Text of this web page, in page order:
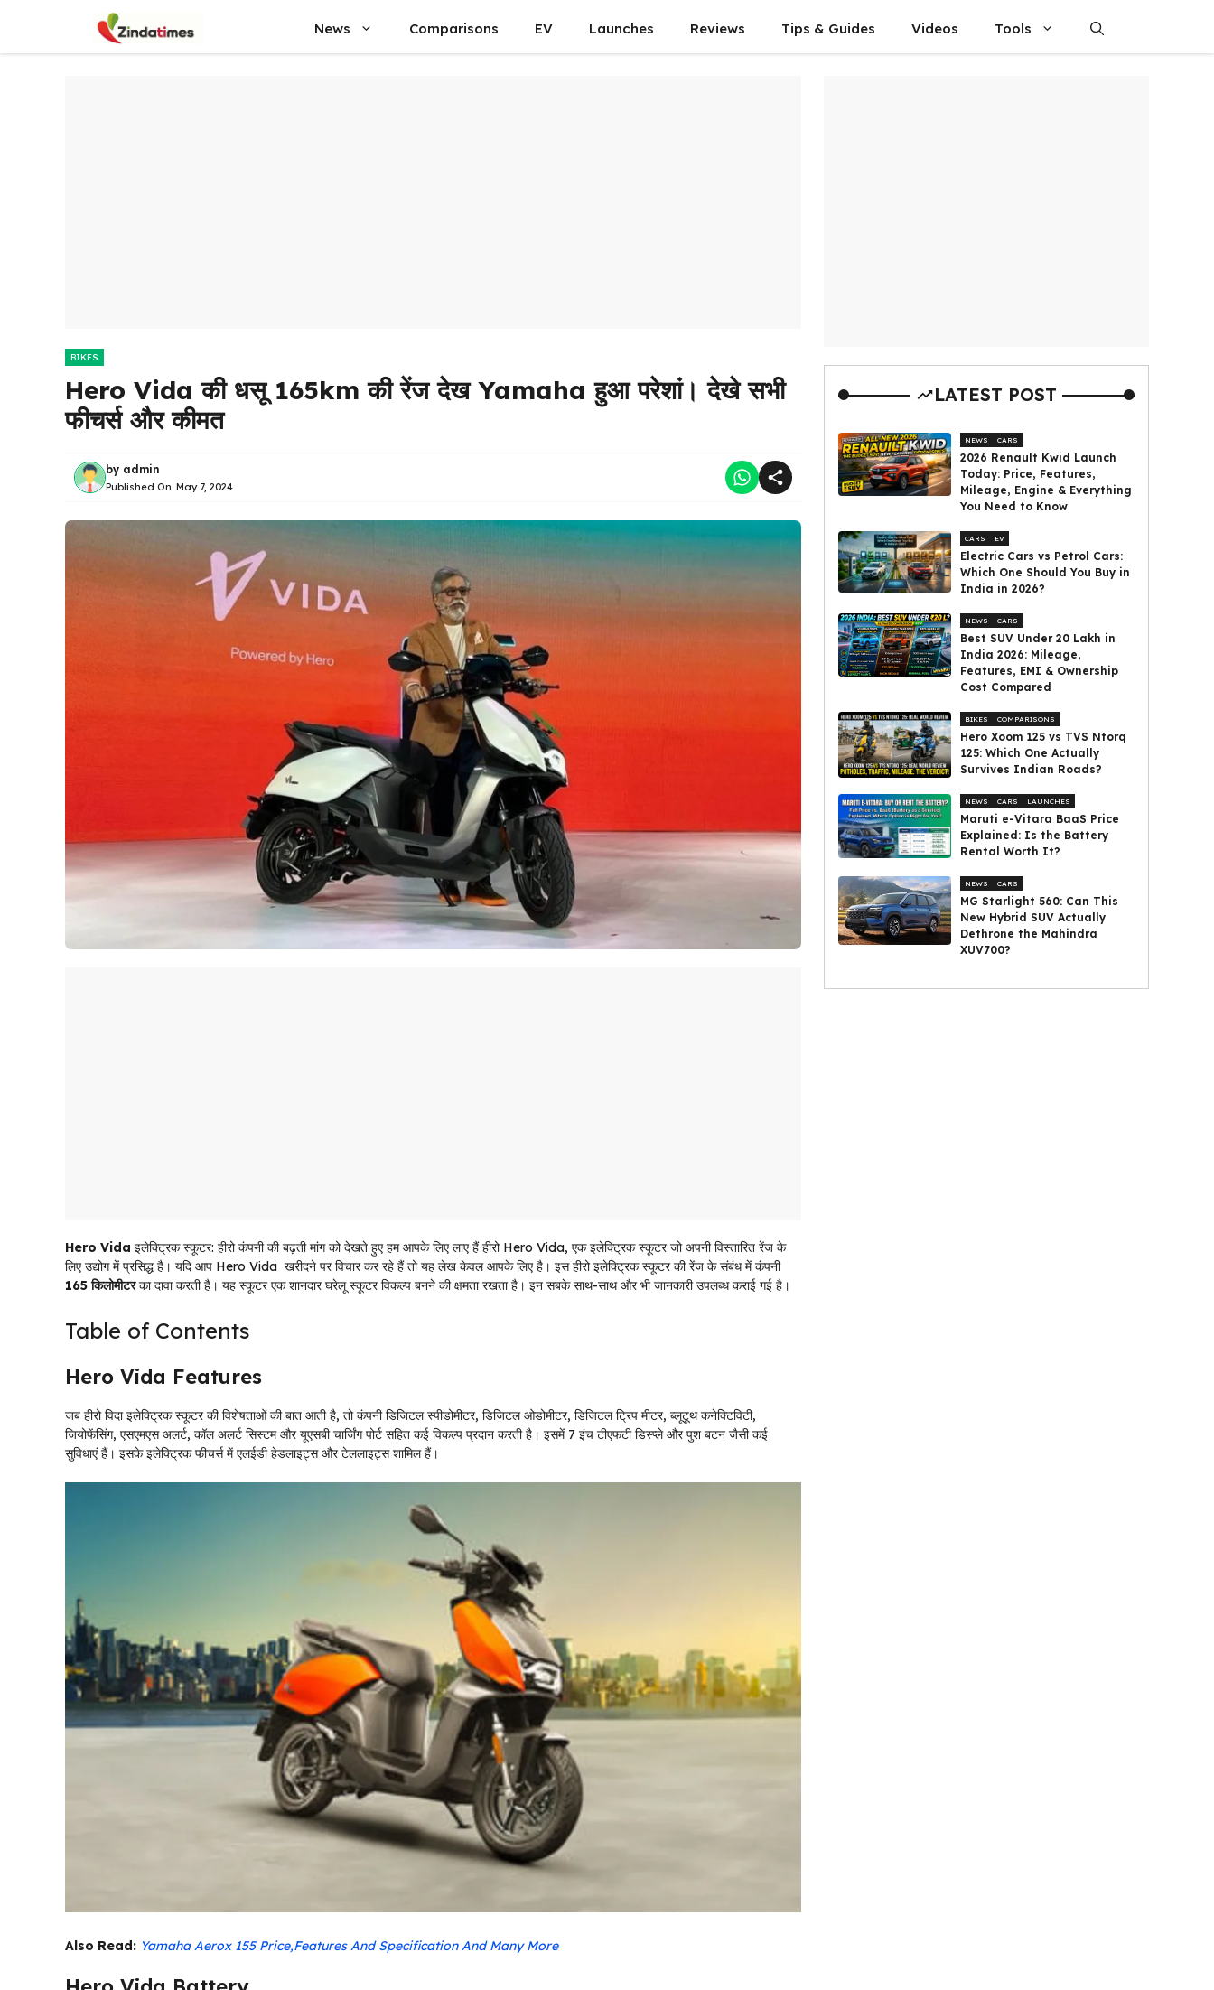
content
News Comparisons EV Launches Reviews Tips & Guides Videos Tools
BIKES
Hero Vida की धसू 165km की रेंज देख Yamaha हुआ परेशां। देखे सभी
फीचर्स और कीमत
by admin
Published On: May 7, 2024
Hero Vida इलेक्ट्रिक स्कूटर: हीरो कंपनी की बढ़ती मांग को देखते हुए हम आपके लिए लाए हैं हीरो Hero Vida, एक इलेक्ट्रिक स्कूटर जो अपनी विस्तारित रेंज के
लिए उद्योग में प्रसिद्ध है। यदि आप Hero Vida खरीदने पर विचार कर रहे हैं तो यह लेख केवल आपके लिए है। इस हीरो इलेक्ट्रिक स्कूटर की रेंज के संबंध में कंपनी
165 किलोमीटरका दावा करती है। यह स्कूटर एक शानदार घरेलू स्कूटर विकल्प बनने की क्षमता रखता है। इन सबके साथ-साथ और भी जानकारी उपलब्ध कराई गई है।
Table of Contents
Hero Vida Features
जब हीरो विदा इलेक्ट्रिक स्कूटर की विशेषताओं की बात आती है, तो कंपनी डिजिटल स्पीडोमीटर, डिजिटल ओडोमीटर, डिजिटल ट्रिप मीटर, ब्लूटूथ कनेक्टिविटी,
जियोफेंसिंग, एसएमएस अलर्ट, कॉल अलर्ट सिस्टम और यूएसबी चार्जिंग पोर्ट सहित कई विकल्प प्रदान करती है। इसमें 7 इंच टीएफटी डिस्प्ले और पुश बटन जैसी कई
सुविधाएं हैं। इसके इलेक्ट्रिक फीचर्स में एलईडी हेडलाइट्स और टेललाइट्स शामिल हैं।
Also Read: Yamaha Aerox 155 Price,Features And Specification And Many More
LATEST POST
NEWS CARS
2026 Renault Kwid Launch
Today: Price, Features,
Mileage, Engine & Everything
You Need to Know
CARS EV
Electric Cars vs Petrol Cars:
Which One Should You Buy in
India in 2026?
NEWS CARS
Best SUV Under ₹20 Lakh in
India 2026: Mileage,
Features, EMI & Ownership
Cost Compared
BIKES COMPARISONS
Hero Xoom 125 vs TVS Ntorq
125: Which One Actually
Survives Indian Roads?
NEWS CARS LAUNCHES
Maruti e-Vitara BaaS Price
Explained: Is the Battery
Rental Worth It?
NEWS CARS
MG Starlight 560: Can This
New Hybrid SUV Actually
Dethrone the Mahindra
XUV700?